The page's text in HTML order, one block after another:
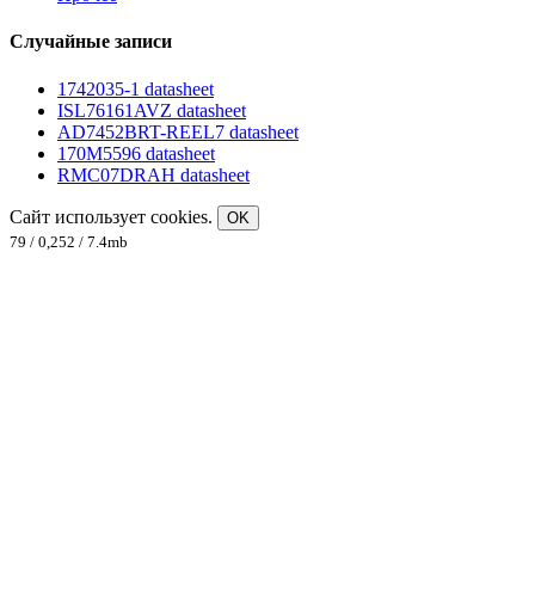
Случайные записи
1742035-1 datasheet
ISL76161AVZ datasheet
AD7452BRT-REEL7 datasheet
170M5596 datasheet
RMC07DRAH datasheet
Сайт использует cookies.
OK
79 / 0,252 / 7.4mb